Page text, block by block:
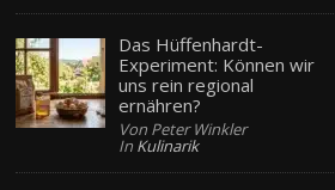
Das Hüffenhardt-
Experiment: Können wir
uns rein regional
ernähren?
Von Peter Winkler
In Kulinarik